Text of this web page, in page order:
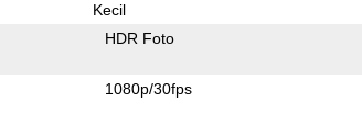
Kecil
HDR Foto
1080p/30fps